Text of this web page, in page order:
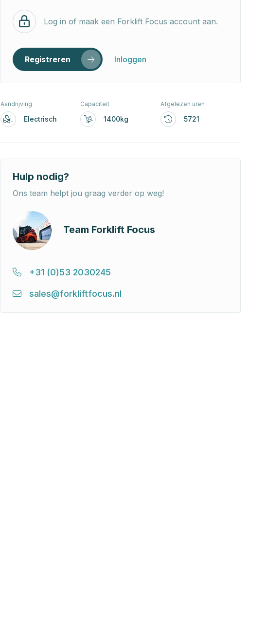
Log in of maak een Forklift Focus account aan.
Registreren Inloggen
Aandrijving
Electrisch
Capaciteit
1400kg
Afgelezen uren
5721
Hulp nodig?
Ons team helpt jou graag verder op weg!
Team Forklift Focus
+31 (0)53 2030245
sales@forkliftfocus.nl